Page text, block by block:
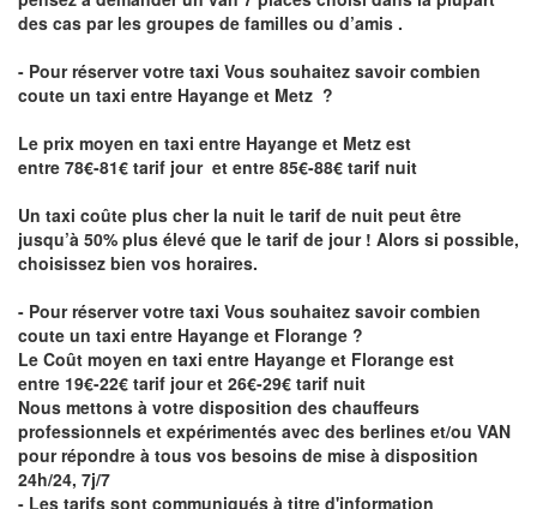
des cas par les groupes de familles ou d’amis .
- Pour réserver votre taxi Vous souhaitez savoircombien
coute un taxi entre Hayange et Metz ?
Le prix moyen en taxi entre Hayange et Metz est
entre 78€-81€ tarif jour et entre 85€-88€ tarif nuit
Un taxi coûte plus cher la nuit le tarif de nuit peut être
jusqu’à 50% plus élevé que le tarif de jour ! Alors si possible,
choisissez bien vos horaires.
- Pour réserver votre taxi Vous souhaitez savoircombien
coute un taxi entre Hayange et Florange ?
Le Coût moyen en taxi entre Hayange et Florange est
entre 19€-22€ tarif jour et 26€-29€ tarif nuit
Nous mettons à votre disposition des chauffeurs
professionnels et expérimentés avec des berlines et/ou VAN
pour répondre à tous vos besoins de mise à disposition
24h/24, 7j/7
- Les tarifs sont communiqués à titre d'information